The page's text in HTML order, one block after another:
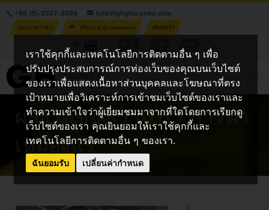
เราใช้คุกกี้และเทคโนโลยีการติดตามอื่น ๆ เพื่อ
ปรับปรุงประสบการณ์การท่องเว็บของคุณบนเว็บไซต์
ของเราเพื่อแสดงเนื้อหาส่วนบุคคลและโฆษณาที่ตรง
เป้าหมายเพื่อวิเคราะห์การเข้าชมเว็บไซต์ของเราและ
ทำความเข้าใจว่าผู้เยี่ยมชมมาจากที่ใดโดยการเรียกดู
เว็บไซต์ของเรา คุณยินยอมให้เราใช้คุกกี้และ
เทคโนโลยีการติดตามอื่น ๆ ของเรา.
ฉันยอมรับ เปลี่ยนค่ากำหนด
+66 (0)-2327-9399 info@lghghcranes.com
สอบถามราคา Parts & Accesories
ติดต่อเรา
ผลงานของเราGH/ การทำ
เหมืองแร่